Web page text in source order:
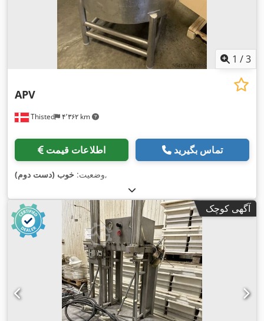
1 /3
Thisted ۴٬۳۶۲ km
APV
اطلاعات قیمت تماس بگیرید
وضعیت: خوب (دست دوم) ,
آگهی کوچک